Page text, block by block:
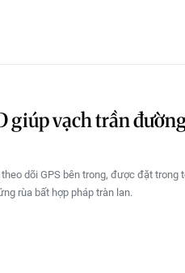
giúp vạch trần
dõi GPS bên trong, được đặt trong
rùa bất hợp pháp tràn lan.